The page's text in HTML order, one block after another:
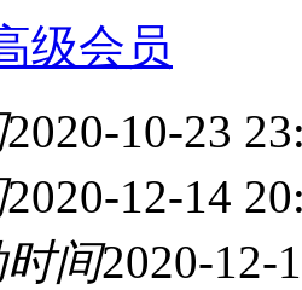
级会员
2020-10-23
2020-12-14
时间2020-12-